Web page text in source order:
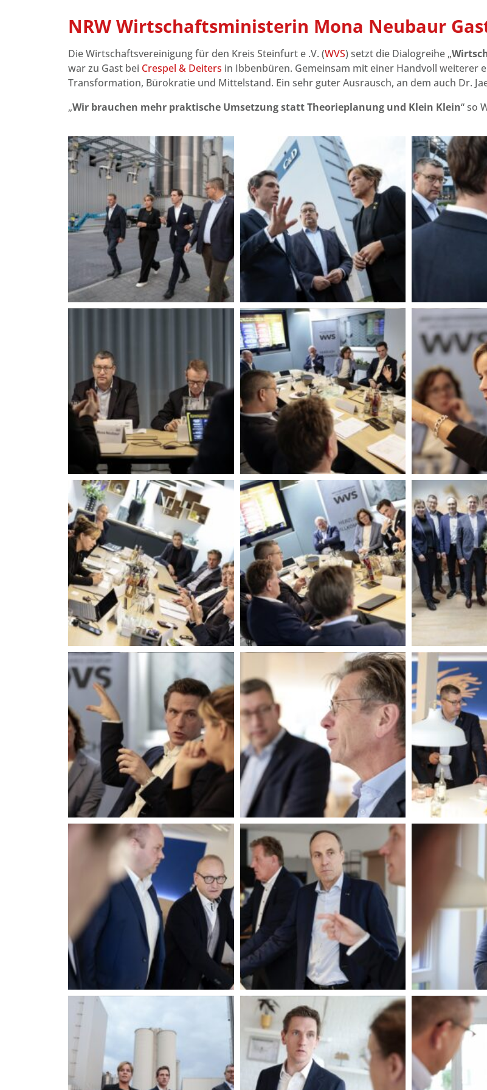
NRW Wirtschaftsministerin Mona Neubaur
Die Wirtschaftsvereinigung für den Kreis Steinfurt e .V. (WVS) setzt die Dialogreihe „
war zu Gast bei Crespel & Deiters in Ibbenbüren. Gemeinsam mit einer Handvoll weiterer
Transformation, Bürokratie und Mittelstand. Ein sehr guter Ausrausch, an dem auch Dr.
„Wir brauchen mehr praktische Umsetzung statt Theorieplanung und Klein Klein“ so